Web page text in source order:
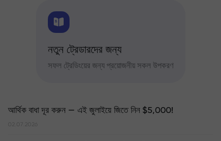
নতুন ট্রেডারদের জন্য
সফল ট্রেডিংয়ের জন্য প্রয়োজনীয় সকল উপকরণ
আর্থিক বাধা দূর করুন — এই জুলাইয়ে জিতে নিন $5,000!
02.07.2026